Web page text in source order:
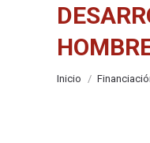
Estás aquí:
Inicio